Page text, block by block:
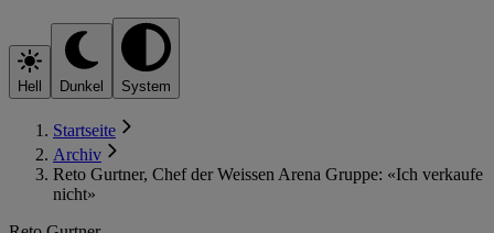
Hell Dunkel System
Startseite
Archiv
Reto Gurtner, Chef der Weissen Arena Gruppe: «Ich verkaufe
nicht»